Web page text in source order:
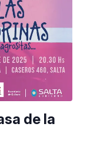
de la